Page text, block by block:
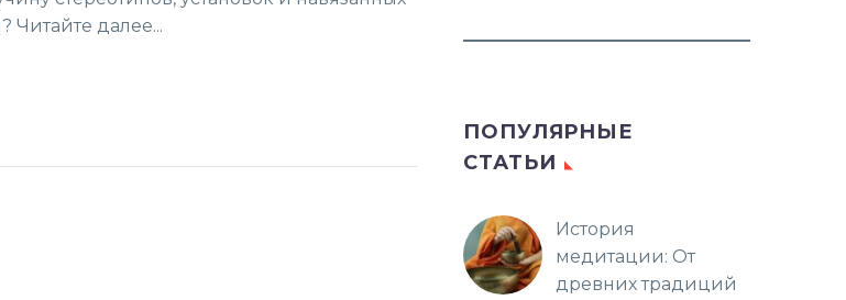
Читайте далее...
ПОПУЛЯРНЫЕ
СТАТЬИ
История
медитации: От
древних традиций